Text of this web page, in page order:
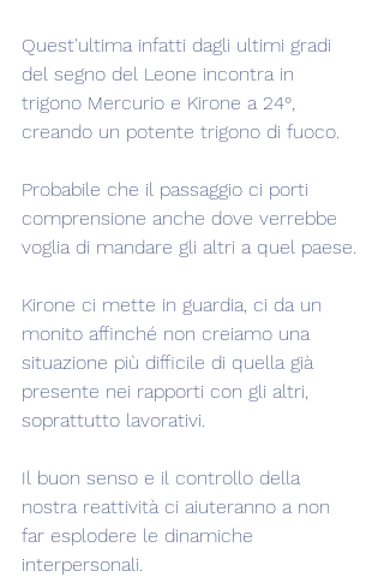
Quest'ultima infatti dagli ultimi gradi
del segno del Leone incontra in
trigono Mercurio e Kirone a 24°,
creando un potente trigono di fuoco.
Probabile che il passaggio ci porti
comprensione anche dove verrebbe
voglia di mandare gli altri a quel paese.
Kirone ci mette in guardia, ci da un
monito affinché non creiamo una
situazione più difficile di quella già
presente nei rapporti con gli altri,
soprattutto lavorativi.
Il buon senso e il controllo della
nostra reattività ci aiuteranno a non
far esplodere le dinamiche
interpersonali.